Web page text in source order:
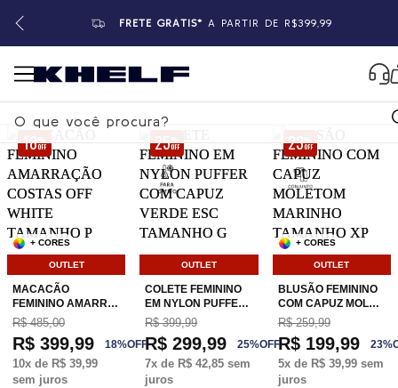
FRETE GRÁTIS* A PARTIR DE R$399,99
18OFF
OUTLET
+ CORES
MACACÃO
FEMININO AMARR…
R$ 485,00
R$ 399,99 18%OFF
10x de R$ 39,99
sem juros
25OFF
OUTLET
COLETE FEMININO
EM NYLON PUFFE…
R$ 399,99
R$ 299,99 25%OFF
7x de R$ 42,85 sem
juros
23OFF
OUTLET
+ CORES
BLUSÃO FEMININO
COM CAPUZ MOL…
R$ 259,99
R$ 199,99 23%
5x de R$ 39,99sem
juros